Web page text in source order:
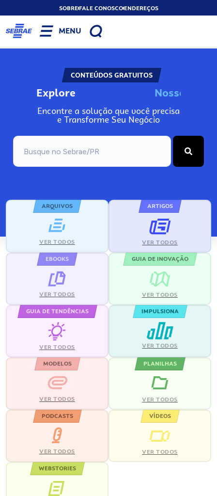
SOBREFALE CONOSCOENDEREÇOS
MENU
CONTEÚDOS GRATUITOS
Explore No
Encontre a solução que você precisa
e Transforme Seu Negócio
ARQUIVOS
VER TODOS
ARTIGOS
VER TODOS
EBOOKS
VER TODOS
GUIA DE INOVAÇÃO
VER TODOS
GUIA DE TENDÊNCIAS
VER TODOS
IMPULSIONA
VER TODOS
MODELOS
VER TODOS
PLANILHAS
VER TODOS
PODCASTS
VER TODOS
VÍDEOS
VER TODOS
WEBSTORIES